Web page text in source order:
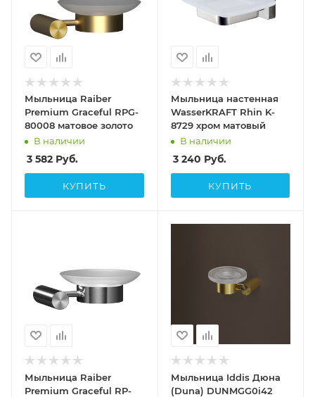
Мыльница Raiber
Premium Graceful RPG-
80008 матовое золото
В наличии
3 582 Руб.
КУПИТЬ
Мыльница настенная
WasserKRAFT Rhin K-
8729 хром матовый
В наличии
3 240 Руб.
КУПИТЬ
Мыльница Raiber
Premium Graceful RP-
Мыльница Iddis Дюна
(Duna) DUNMGG0i42